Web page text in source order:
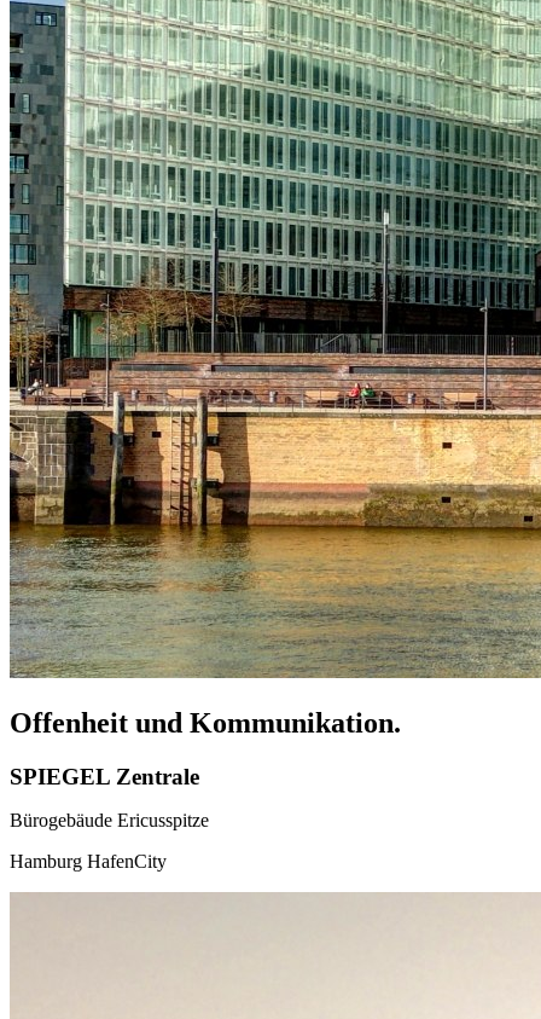
Offenheit und Kommunikation.
SPIEGEL Zentrale
Bürogebäude Ericusspitze
Hamburg HafenCity